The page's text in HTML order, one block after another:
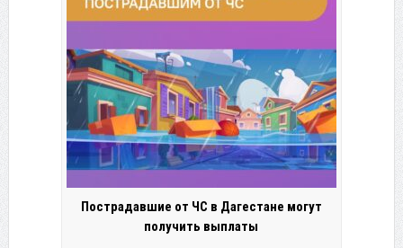
Пострадавшие от ЧС в Дагестане могут
получить выплаты